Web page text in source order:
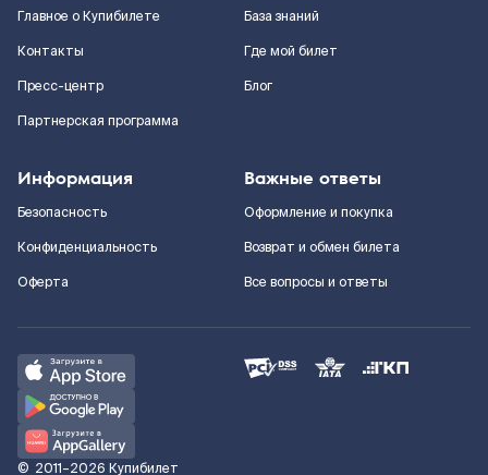
Главное о Купибилете
Контакты
Пресс-центр
Партнерская программа
База знаний
Где мой билет
Блог
Информация
Безопасность
Конфиденциальность
Оферта
Важные ответы
Оформление и покупка
Возврат и обмен билета
Все вопросы и ответы
© 2011–2026 Купибилет